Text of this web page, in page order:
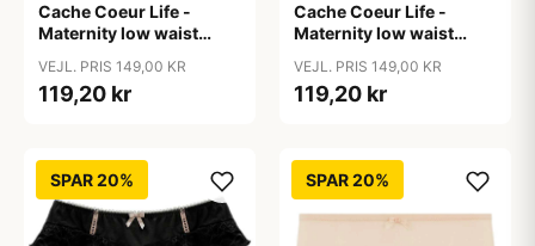
Cache Coeur Life -
Maternity low waist
VEJL. PRIS 149,00 KR
119,20 kr
Cache Coeur Life -
Maternity low waist
VEJL. PRIS 149,00 KR
119,20 kr
SPAR 20% SPAR 20%